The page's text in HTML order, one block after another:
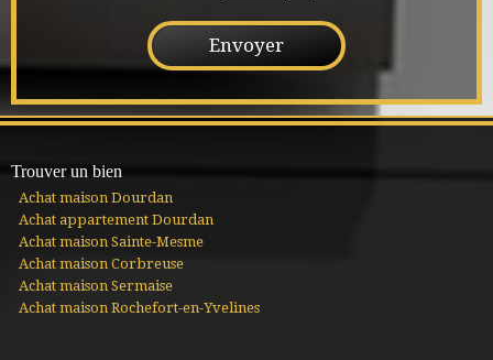
Trouver un bien
Achat maison Dourdan
Achat appartement Dourdan
Achat maison Sainte-Mesme
Achat maison Corbreuse
Achat maison Sermaise
Achat maison Rochefort-en-Yvelines